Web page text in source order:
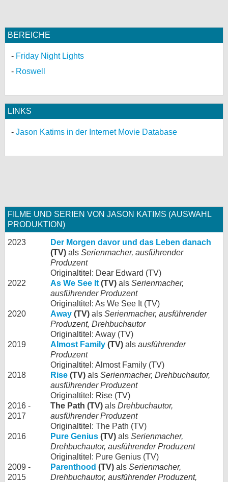
BEREICHE
Friday Night Lights
Roswell
LINKS
Jason Katims in der Internet Movie Database
FILME UND SERIEN VON JASON KATIMS (AUSWAHL
PRODUKTION)
2023
Der Morgen davor und das Leben danach
(TV) als Serienmacher, ausführender
Produzent
Originaltitel: Dear Edward (TV)
2022
As We See It (TV) als Serienmacher,
ausführender Produzent
Originaltitel: As We See It (TV)
2020
Away (TV) als Serienmacher, ausführender
Produzent, Drehbuchautor
Originaltitel: Away (TV)
2019
Almost Family (TV) als ausführender
Produzent
Originaltitel: Almost Family (TV)
2018
Rise (TV) als Serienmacher, Drehbuchautor,
ausführender Produzent
Originaltitel: Rise (TV)
2016 -
2017
The Path (TV) als Drehbuchautor,
ausführender Produzent
Originaltitel: The Path (TV)
2016
Pure Genius (TV) als Serienmacher,
Drehbuchautor, ausführender Produzent
Originaltitel: Pure Genius (TV)
2009 -
2015
Parenthood (TV) als Serienmacher,
Drehbuchautor, ausführender Produzent,